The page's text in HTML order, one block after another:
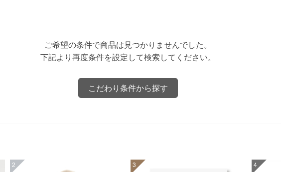
ご希望の条件で商品は見つかりませんでした。
下記より再度条件を設定して検索してください。
こだわり条件から探す
2 3 4